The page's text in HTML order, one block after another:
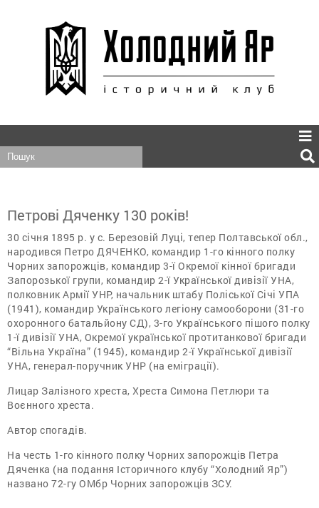
Петрові Дяченку 130 років!
30 січня 1895 р. у с. Березовій Луці, тепер Полтавської обл.,
народився Петро ДЯЧЕНКО, командир 1-го кінного полку
Чорних запорожців, командир 3-ї Окремої кінної бригади
Запорозької групи, командир 2-ї Української дивізії УНА,
полковник Армії УНР, начальник штабу Поліської Січі УПА
(1941), командир Українського легіону самооборони (31-го
охоронного батальйону СД), 3-го Українського пішого полку
1-ї дивізії УНА, Окремої української протитанкової бригади
“Вільна Україна” (1945), командир 2-ї Української дивізії
УНА, генерал-поручник УНР (на еміграції).
Лицар Залізного хреста, Хре­ста Симона Петлюри та
Воєнного хреста.
Автор спогадів.
На честь 1-го кінного полку Чорних запорожців Петра
Дяченка (на подання Історичного клубу “Холодний Яр”)
названо 72-гу ОМбр Чорних запорожців ЗСУ.